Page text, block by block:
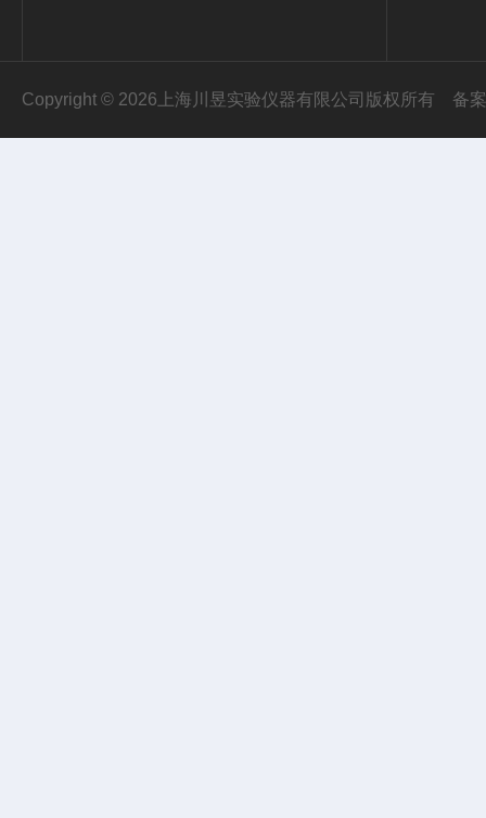
Copyright © 2026上海川昱实验仪器有限公司版权所有 备